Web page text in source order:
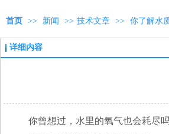
首页 >> 新闻 >> 技术文章 >> 你了解水
详细内容
你曾想过，水里的氧气也会耗尽